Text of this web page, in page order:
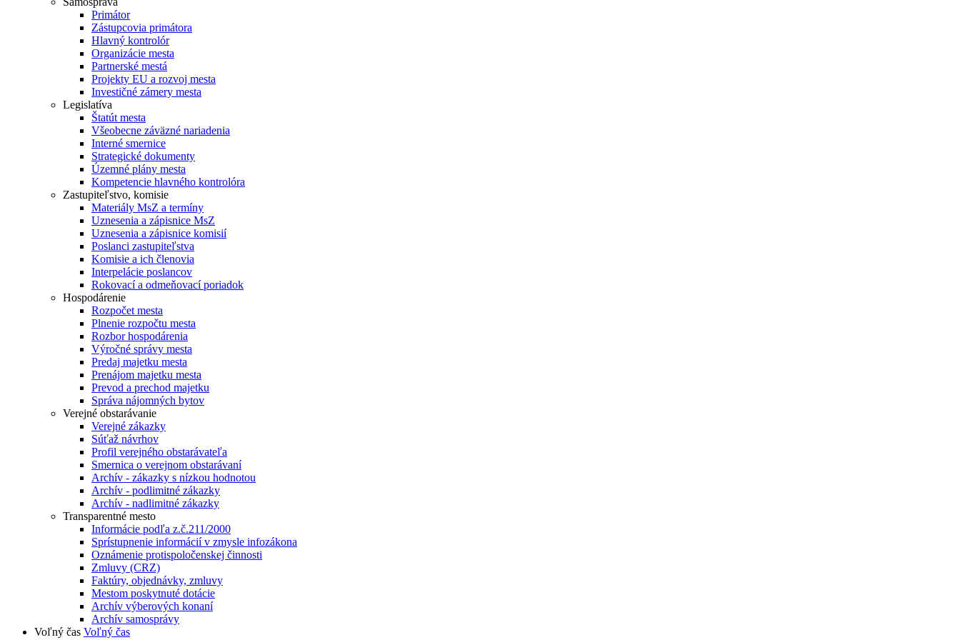
Primátor
Zástupcovia primátora
Hlavný kontrolór
Organizácie mesta
Partnerské mestá
Projekty EU a rozvoj mesta
Investičné zámery mesta
Legislatíva
Štatút mesta
Všeobecne záväzné nariadenia
Interné smernice
Strategické dokumenty
Územné plány mesta
Kompetencie hlavného kontrolóra
Zastupiteľstvo, komisie
Materiály MsZ a termíny
Uznesenia a zápisnice MsZ
Uznesenia a zápisnice komisií
Poslanci zastupiteľstva
Komisie a ich členovia
Interpelácie poslancov
Rokovací a odmeňovací poriadok
Hospodárenie
Rozpočet mesta
Plnenie rozpočtu mesta
Rozbor hospodárenia
Výročné správy mesta
Predaj majetku mesta
Prenájom majetku mesta
Prevod a prechod majetku
Správa nájomných bytov
Verejné obstarávanie
Verejné zákazky
Súťaž návrhov
Profil verejného obstarávateľa
Smernica o verejnom obstarávaní
Archív - zákazky s nízkou hodnotou
Archív - podlimitné zákazky
Archív - nadlimitné zákazky
Transparentné mesto
Informácie podľa z.č.211/2000
Sprístupnenie informácií v zmysle infozákona
Oznámenie protispoločenskej činnosti
Zmluvy (CRZ)
Faktúry, objednávky, zmluvy
Mestom poskytnuté dotácie
Archív výberových konaní
Archív samosprávy
Voľný čas Voľný čas